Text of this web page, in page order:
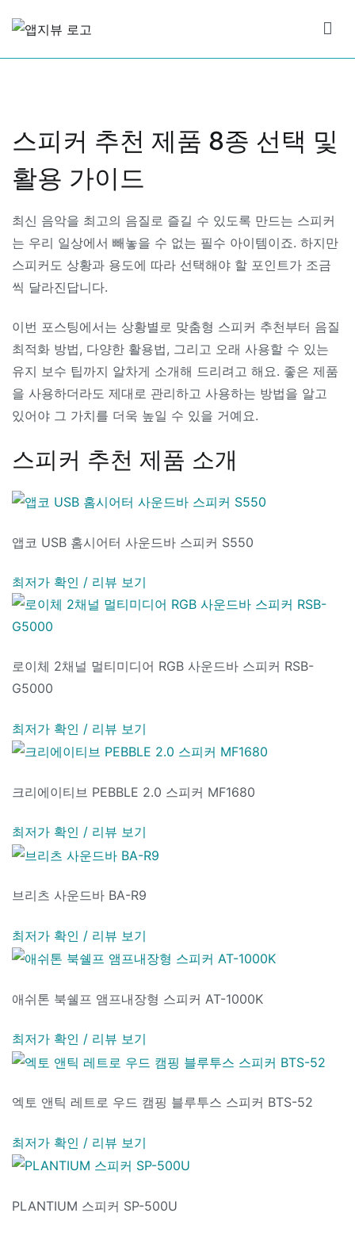
content
스피커 추천 제품 8종 선택 및
활용 가이드
최신 음악을 최고의 음질로 즐길 수 있도록 만드는 스피커
는 우리 일상에서 빼놓을 수 없는 필수 아이템이죠. 하지만
스피커도 상황과 용도에 따라 선택해야 할 포인트가 조금
씩 달라진답니다.
이번 포스팅에서는 상황별로 맞춤형 스피커 추천부터 음질
최적화 방법, 다양한 활용법, 그리고 오래 사용할 수 있는
유지 보수 팁까지 알차게 소개해 드리려고 해요. 좋은 제품
을 사용하더라도 제대로 관리하고 사용하는 방법을 알고
있어야 그 가치를 더욱 높일 수 있을 거예요.
스피커 추천 제품 소개
앱코 USB 홈시어터 사운드바 스피커 S550
최저가 확인 / 리뷰 보기
로이체 2채널 멀티미디어 RGB 사운드바 스피커 RSB-
G5000
최저가 확인 / 리뷰 보기
크리에이티브 PEBBLE 2.0 스피커 MF1680
최저가 확인 / 리뷰 보기
브리츠 사운드바 BA-R9
최저가 확인 / 리뷰 보기
애쉬톤 북쉘프 앰프내장형 스피커 AT-1000K
최저가 확인 / 리뷰 보기
엑토 앤틱 레트로 우드 캠핑 블루투스 스피커 BTS-52
최저가 확인 / 리뷰 보기
PLANTIUM 스피커 SP-500U